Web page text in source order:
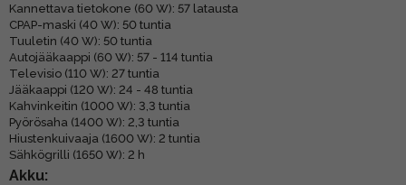
Kannettava tietokone (60 W): 57 latausta
CPAP-maski (40 W): 50 tuntia
Tuuletin (40 W): 50 tuntia
Autojääkaappi (60 W): 57 - 114 tuntia
Televisio (110 W): 27 tuntia
Jääkaappi (120 W): 24 - 48 tuntia
Kahvinkeitin (1000 W): 3,3 tuntia
Pyörösaha (1400 W): 2,3 tuntia
Hiustenkuivaaja (1600 W): 2 tuntia
Sähkögrilli (1650 W): 2 h
Akku: